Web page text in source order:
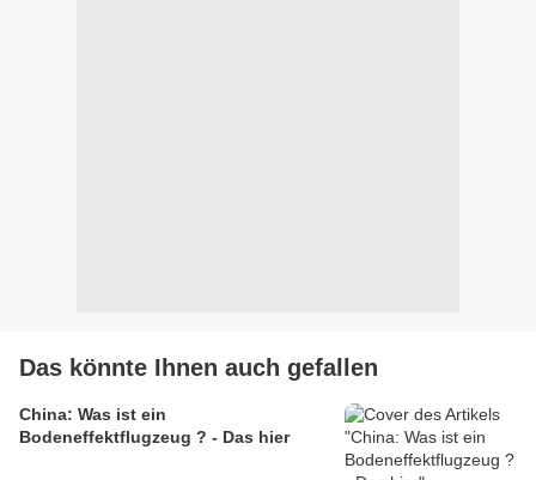
Das könnte Ihnen auch gefallen
China: Was ist ein
Bodeneffektflugzeug ? - Das hier